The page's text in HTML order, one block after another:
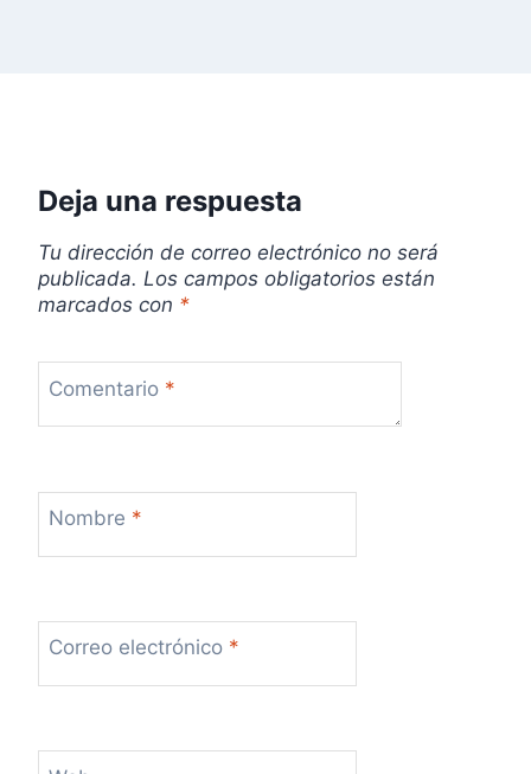
a
d
a
s
Deja una respuesta
Tu dirección de correo electrónico no será
publicada. Los campos obligatorios están
marcados con *
Comentario *
Nombre *
Correo electrónico *